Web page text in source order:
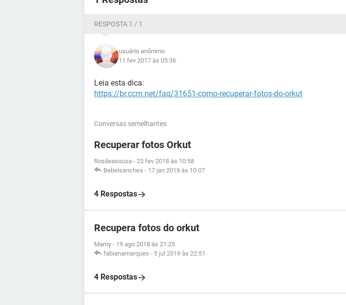
RESPOSTA 1 / 1
usuário anônimo
11 fev 2017 às 05:36
Leia esta dica:
https://br.ccm.net/faq/31651-como-recuperar-fotos-do-orkut
Conversas semelhantes
Recuperar fotos Orkut
Rosileasousa - 23 fev 2018 às 10:58
Bebelsanches - 17 jan 2019 às 10:07
4 Respostas
Recupera fotos do orkut
Mamy - 19 ago 2018 às 21:25
fabianamarques - 5 jul 2019 às 22:51
4 Respostas